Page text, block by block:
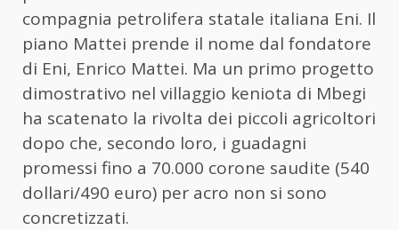
compagnia petrolifera statale italiana Eni. Il
piano Mattei prende il nome dal fondatore
di Eni, Enrico Mattei. Ma un primo progetto
dimostrativo nel villaggio keniota di Mbegi
ha scatenato la rivolta dei piccoli agricoltori
dopo che, secondo loro, i guadagni
promessi fino a 70.000 corone saudite (540
dollari/490 euro) per acro non si sono
concretizzati.